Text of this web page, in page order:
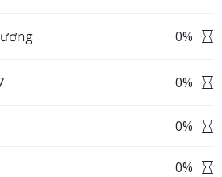
0%
0%
0%
0%